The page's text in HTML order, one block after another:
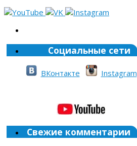
Социальные сети
ВКонтакте Instagram
Свежие комментарии